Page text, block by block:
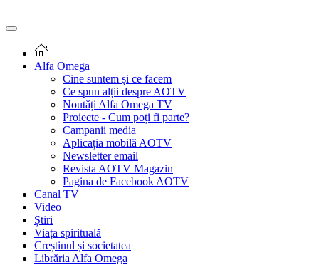
Alfa Omega
Cine suntem și ce facem
Ce spun alții despre AOTV
Noutăți Alfa Omega TV
Proiecte - Cum poți fi parte?
Campanii media
Aplicația mobilă AOTV
Newsletter email
Revista AOTV Magazin
Pagina de Facebook AOTV
Canal TV
Video
Știri
Viața spirituală
Creștinul și societatea
Librăria Alfa Omega